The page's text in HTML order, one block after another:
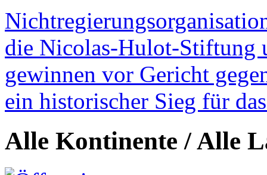
die Nicolas-Hulot-Stiftung
gewinnen vor Gericht
ein historischer Sieg für
Alle Kontinente / Alle